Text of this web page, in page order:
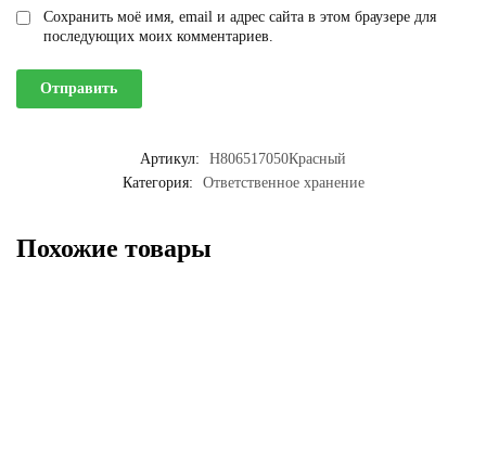
Сохранить моё имя, email и адрес сайта в этом браузере для
последующих моих комментариев.
Артикул:
H806517050Красный
Категория:
Ответственное хранение
Похожие товары